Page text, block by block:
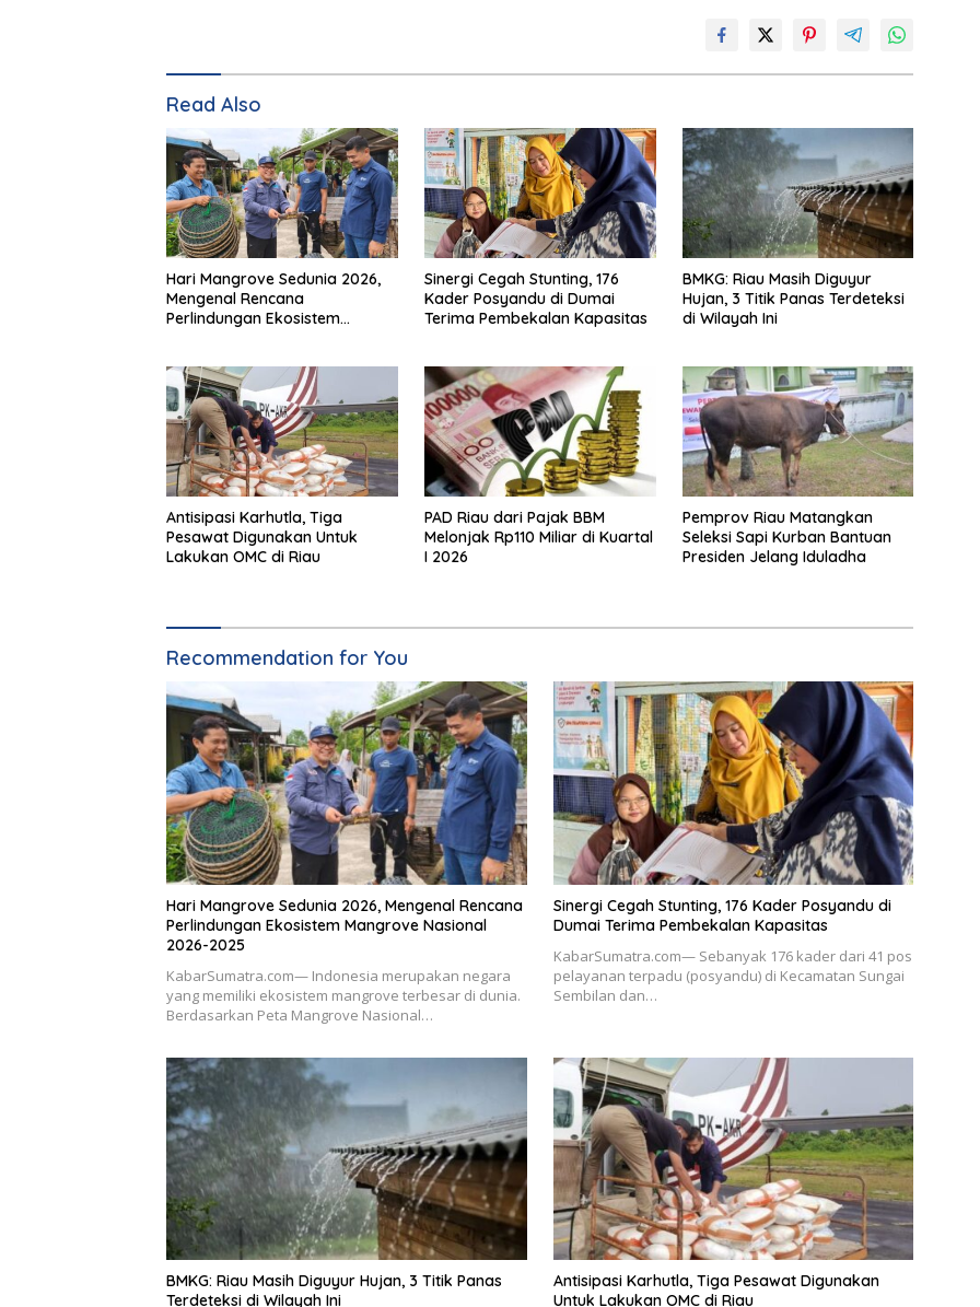
Read Also
Hari Mangrove Sedunia 2026,
Mengenal Rencana
Perlindungan Ekosistem
Sinergi Cegah Stunting, 176
Kader Posyandu di Dumai
Terima Pembekalan Kapasitas
BMKG: Riau Masih Diguyur
Hujan, 3 Titik Panas Terdeteksi
di Wilayah Ini
Antisipasi Karhutla, Tiga
Pesawat Digunakan Untuk
Lakukan OMC di Riau
PAD Riau dari Pajak BBM
Melonjak Rp110 Miliar di Kuartal
I 2026
Pemprov Riau Matangkan
Seleksi Sapi Kurban Bantuan
Presiden Jelang Iduladha
Recommendation for You
Hari Mangrove Sedunia 2026, Mengenal Rencana
Perlindungan Ekosistem Mangrove Nasional
2026-2025
KabarSumatra.com— Indonesia merupakan negara
yang memiliki ekosistem mangrove terbesar di dunia.
Berdasarkan Peta Mangrove Nasional…
Sinergi Cegah Stunting, 176 Kader Posyandu di
Dumai Terima Pembekalan Kapasitas
KabarSumatra.com— Sebanyak 176 kader dari 41 pos
pelayanan terpadu (posyandu) di Kecamatan Sungai
Sembilan dan…
BMKG: Riau Masih Diguyur Hujan, 3 Titik Panas
Terdeteksi di Wilayah Ini
Antisipasi Karhutla, Tiga Pesawat Digunakan
Untuk Lakukan OMC di Riau